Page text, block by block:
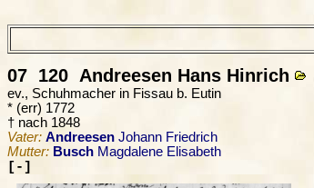
07 120 Andreesen Hans Hinrich
ev., Schuhmacher in Fissau b. Eutin
* (err) 1772
† nach 1848
Vater: Andreesen Johann Friedrich
Mutter: Busch Magdalene Elisabeth
[-]